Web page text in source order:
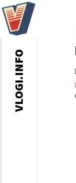
VLOGI.INFO